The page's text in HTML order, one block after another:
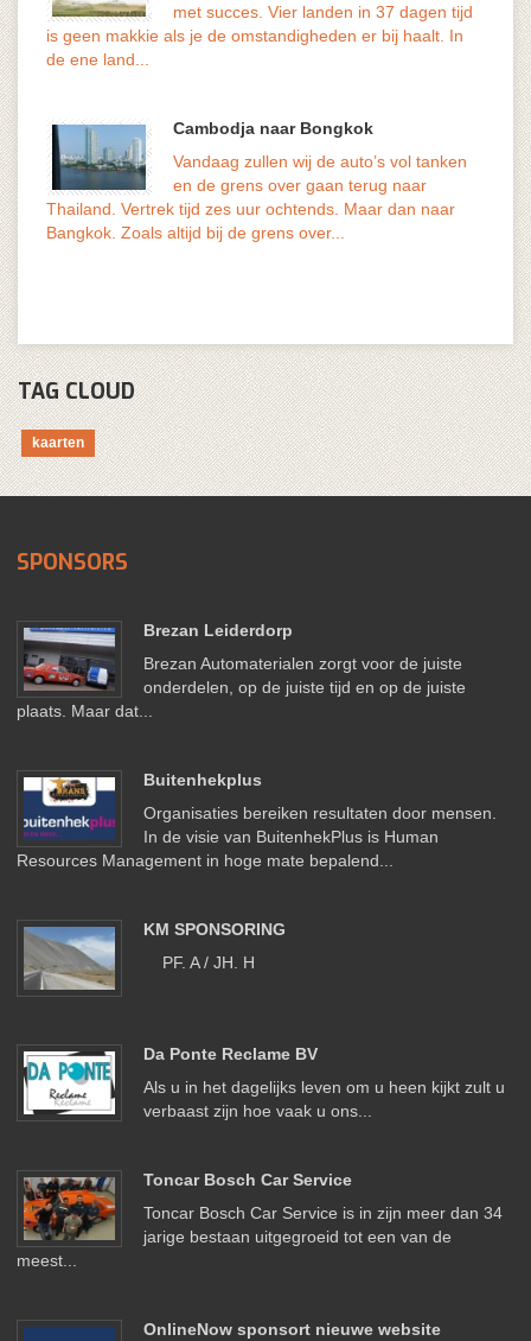
met succes. Vier landen in 37 dagen tijd
is geen makkie als je de omstandigheden er bij haalt. In
de ene land...
Cambodja naar Bongkok
Vandaag zullen wij de auto’s vol tanken
en de grens over gaan terug naar
Thailand. Vertrek tijd zes uur ochtends. Maar dan naar
Bangkok. Zoals altijd bij de grens over...
De...
TAG CLOUD
kaarten
SPONSORS
Brezan Leiderdorp
Brezan Automaterialen zorgt voor de juiste
onderdelen, op de juiste tijd en op de juiste
plaats. Maar dat...
Buitenhekplus
Organisaties bereiken resultaten door mensen.
In de visie van BuitenhekPlus is Human
Resources Management in hoge mate bepalend...
KM SPONSORING
PF. A / JH. H
Da Ponte Reclame BV
Als u in het dagelijks leven om u heen kijkt zult u
verbaast zijn hoe vaak u ons...
Toncar Bosch Car Service
Toncar Bosch Car Service is in zijn meer dan 34
jarige bestaan uitgegroeid tot een van de
meest...
OnlineNow sponsort nieuwe website